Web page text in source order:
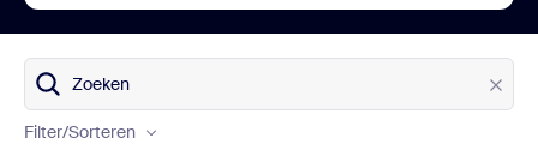
Zoeken
Filter/Sorteren
Producten
Branches